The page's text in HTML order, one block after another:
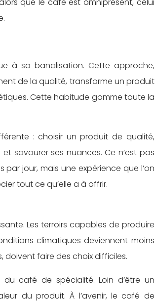
à sa banalisation. Cette approche,
de la qualité, transforme un produit
Cette habitude gomme toute la
: choisir un produit de qualité,
savourer ses nuances. Ce n’est pas
jour, mais une expérience que l’on
tout ce qu’elle a à offrir.
Les terroirs capables de produire
climatiques deviennent moins
doivent faire des choix difficiles.
café de spécialité. Loin d’être un
du produit. À l’avenir, le café de